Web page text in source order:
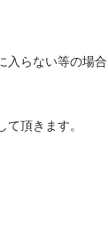
らない等の場合
頂きます。